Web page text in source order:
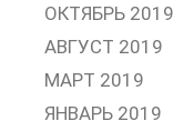
ОКТЯБРЬ 2019
АВГУСТ 2019
МАРТ 2019
ЯНВАРЬ 2019